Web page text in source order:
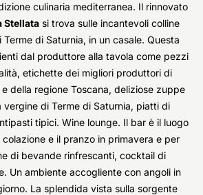
culinaria mediterranea. Il rinnovato
Stellata si trova sulle incantevoli colline
di Saturnia, in un casale. Questa
dal produttore alla tavola come pezzi
etichette dei migliori produttori di
della regione Toscana, deliziose zuppe
di Terme di Saturnia, piatti di
tipici. Wine lounge. Il bar è il luogo
e il pranzo in primavera e per
di bevande rinfrescanti, cocktail di
Un ambiente accogliente con angoli in
La splendida vista sulla sorgente